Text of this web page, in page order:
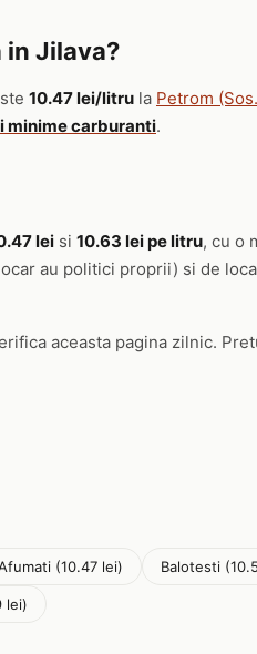
in Jilava?
10.47 lei/litru la Petrom
minime carburanti.
lei si 10.63 lei pe litru, cu o
au politici proprii) si de
aceasta pagina zilnic.
(10.47 lei) Balotesti
lei)